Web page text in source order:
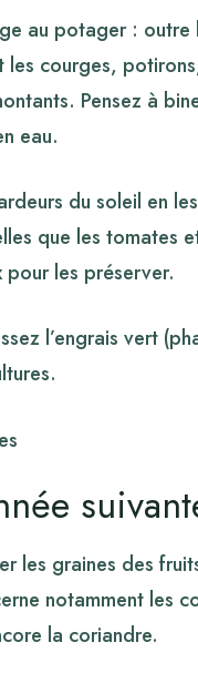
au potager :
les courges,
Pensez à
eau.
du soleil en
que les tomates
pour les préserver.
l’engrais vert
les graines des
notamment les
la coriandre.